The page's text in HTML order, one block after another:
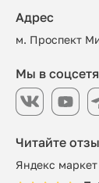
Читайте
Яндекс маркет
Адрес
м. Проспект
Мы в